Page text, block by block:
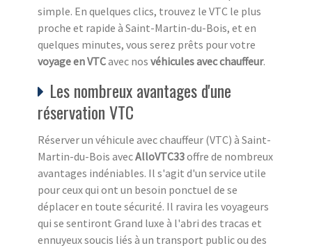
simple. En quelques clics, trouvez le VTC le plus
proche et rapide à Saint-Martin-du-Bois, et en
quelques minutes, vous serez prêts pour votre
voyage en VTCavec nos véhicules avec chauffeur.
Les nombreux avantages d'une
réservation VTC
Réserver un véhicule avec chauffeur (VTC) à Saint-
Martin-du-Bois avecAlloVTC33offre de nombreux
avantages indéniables. Il s'agit d'un service utile
pour ceux qui ont un besoin ponctuel de se
déplacer en toute sécurité. Il ravira les voyageurs
qui se sentiront Grand luxe à l'abri des tracas et
ennuyeux soucis liés à un transport public ou des